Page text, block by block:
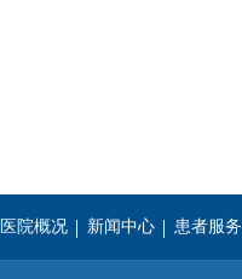
医院概况 新闻中心 患者服务